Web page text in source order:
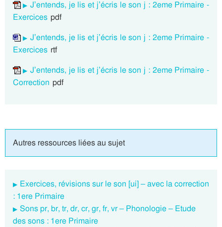
J’entends, je lis et j’écris le son j : 2eme Primaire -
Exercices pdf
J’entends, je lis et j’écris le son j : 2eme Primaire -
Exercices rtf
J’entends, je lis et j’écris le son j : 2eme Primaire -
Correction pdf
Autres ressources liées au sujet
Exercices, révisions sur le son [ui] – avec la correction
: 1ere Primaire
Sons pr, br, tr, dr, cr, gr, fr, vr – Phonologie – Etude
des sons : 1ere Primaire